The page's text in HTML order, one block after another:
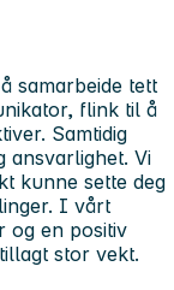
samarbeide tett
flink til å
Samtidig
ansvarlighet. Vi
kunne sette deg
I vårt
og en positiv
stor vekt.